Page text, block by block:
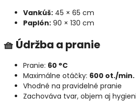
Vankúš: 45 × 65 cm
Paplón: 90 × 130 cm
🧺 Údržba a pranie
Pranie: 60 °C
Maximálne otáčky: 600 ot./min.
Vhodné na pravidelné pranie
Zachováva tvar, objem aj